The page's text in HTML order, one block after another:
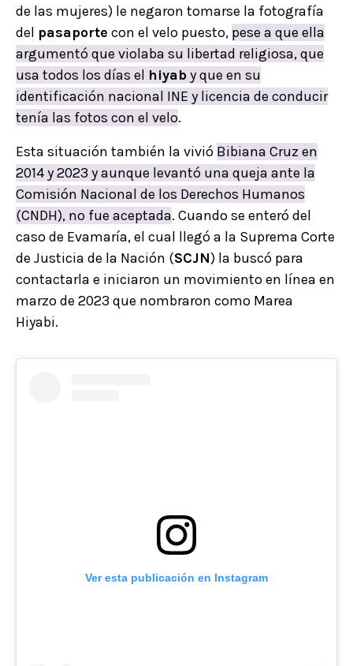
de las mujeres) le negaron tomarse la fotografía
del pasaporte con el velo puesto, pese a que ella
argumentó que violaba su libertad religiosa, que
usa todos los días el hiyaby que en su
identificación nacional INE y licencia de conducir
tenía las fotos con el velo.
Esta situación también la vivió Bibiana Cruz en
2014 y 2023 y aunque levantó una queja ante la
Comisión Nacional de los Derechos Humanos
(CNDH), no fue aceptada. Cuando se enteró del
caso de Evamaría, el cual llegó a la Suprema Corte
de Justicia de la Nación (SCJN) la buscó para
contactarla e iniciaron un movimiento en línea en
marzo de 2023 que nombraron como Marea
Hiyabi.
Ver esta publicación en Instagram